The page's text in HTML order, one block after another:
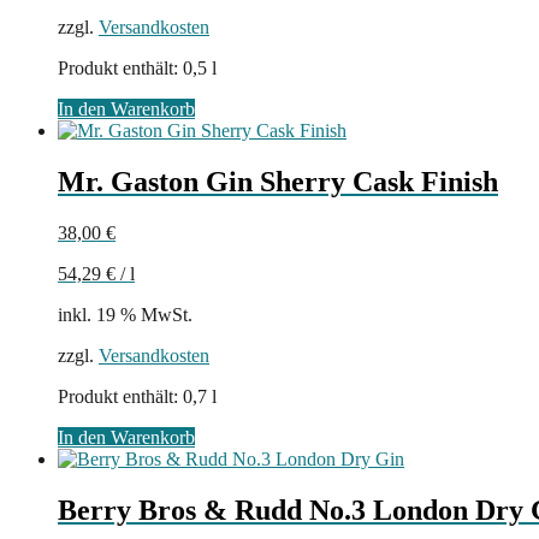
zzgl. Versandkosten
Produkt enthält: 0,5 l
In den Warenkorb
Mr. Gaston Gin Sherry Cask Finish
38,00 €
54,29 € /l
inkl. 19 % MwSt.
zzgl. Versandkosten
Produkt enthält: 0,7 l
In den Warenkorb
Berry Bros & Rudd No.3 London Dry